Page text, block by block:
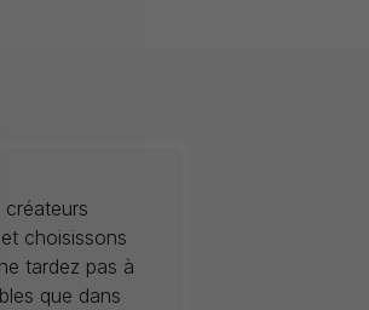
choisissons
tardez pas à
que dans